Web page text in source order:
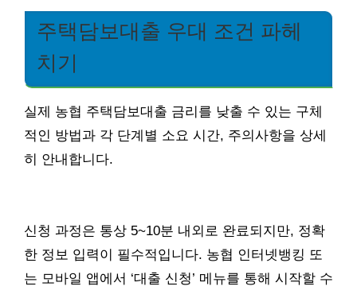
주택담보대출 우대 조건 파헤
치기
실제 농협 주택담보대출 금리를 낮출 수 있는 구체
적인 방법과 각 단계별 소요 시간, 주의사항을 상세
히 안내합니다.
신청 과정은 통상 5~10분 내외로 완료되지만, 정확
한 정보 입력이 필수적입니다. 농협 인터넷뱅킹 또
는 모바일 앱에서 ‘대출 신청’ 메뉴를 통해 시작할 수